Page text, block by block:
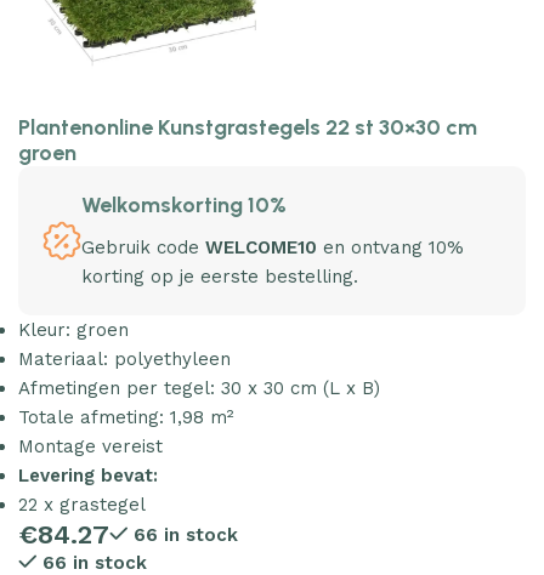
Plantenonline Kunstgrastegels 22 st 30×30 cm
groen
Welkomskorting 10%
Gebruik code WELCOME10 en ontvang 10%
korting op je eerste bestelling.
Kleur: groen
Materiaal: polyethyleen
Afmetingen per tegel: 30 x 30 cm (L x B)
Totale afmeting: 1,98 m²
Montage vereist
Levering bevat:
22 x grastegel
€84.27
66 in stock
66 in stock